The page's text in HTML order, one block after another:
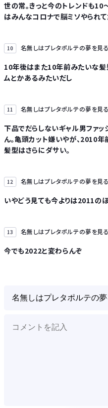
世の常。きっと今のトレンドも
はみんなコロナで脳ミソやられて
10 名無しはプレタポルテの夢を見
10年後はまた10年前みたいな髪
ムとかあるみたいだし
11 名無しはプレタポルテの夢を見
下品でだらしないギャル男ファ
ん。亀頭カット嫌いやが、2010
髪型はさらにダサい。
12 名無しはプレタポルテの夢を見
いやどう見ても今よりは2011の
13 名無しはプレタポルテの夢を見
今でも2022と変わらんぞ